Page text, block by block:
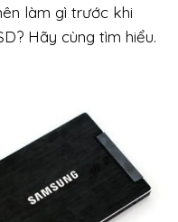
làm gì trước khi
Hãy cùng tìm hiểu.